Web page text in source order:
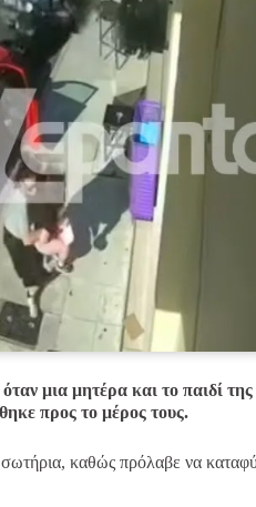
μια μητέρα και το παιδί
προς το μέρος τους.
καθώς πρόλαβε να